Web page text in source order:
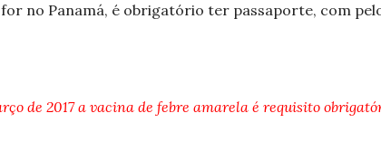
no Panamá, é obrigatório ter passaporte, com
de 2017 a vacina de febre amarela é requisito